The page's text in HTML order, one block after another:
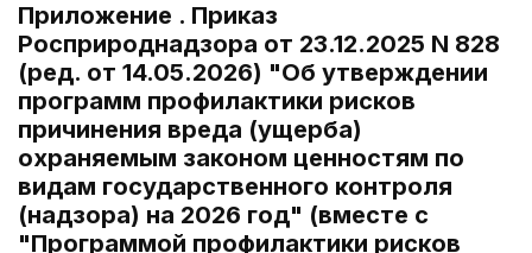
Приложение . Приказ
Росприроднадзора от 23.12.2025 N 828
(ред. от 14.05.2026) "Об утверждении
программ профилактики рисков
причинения вреда (ущерба)
охраняемым законом ценностям по
видам государственного контроля
(надзора) на 2026 год" (вместе с
"Программой профилактики рисков